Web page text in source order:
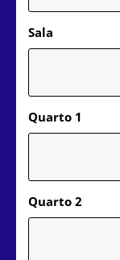
Sala
Quarto 1
Quarto 2